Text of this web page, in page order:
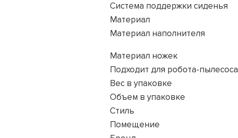
Система поддержки сиденья
Материал
Материал наполнителя
Материал ножек
Подходит для робота-пылесоса
Вес в упаковке
Объем в упаковке
Стиль
Помещение